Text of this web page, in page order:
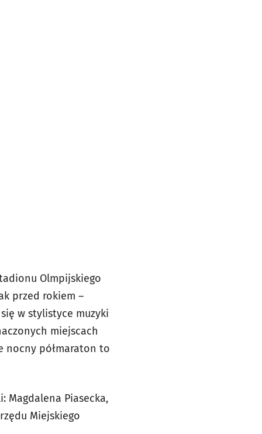
Olmpijskiego
przed rokiem –
w stylistyce muzyki
miejscach
nocny półmaraton to
Magdalena Piasecka,
Miejskiego